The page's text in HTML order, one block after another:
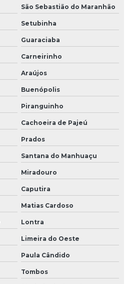
São Sebastião do Maranhão
Setubinha
Guaraciaba
Carneirinho
Araújos
Buenópolis
Piranguinho
Cachoeira de Pajeú
Prados
Santana do Manhuaçu
Miradouro
Caputira
Matias Cardoso
Lontra
Limeira do Oeste
Paula Cândido
Tombos